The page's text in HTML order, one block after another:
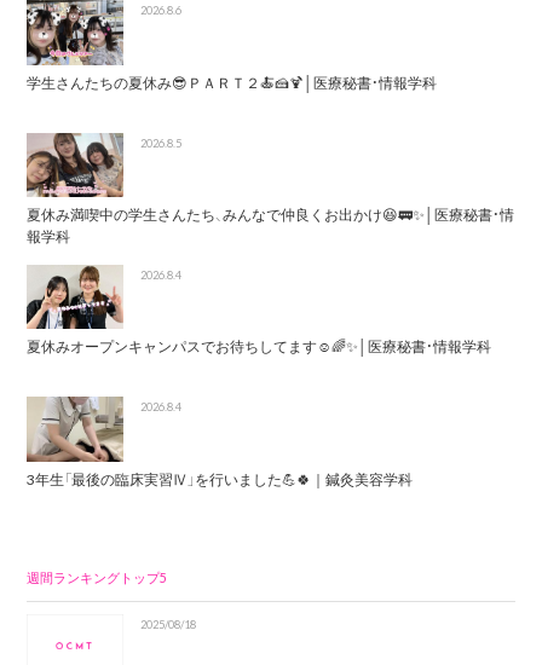
2026.8.6
学生さんたちの夏休み😎ＰＡＲＴ２🍝🍰🍹│医療秘書・情報学科
2026.8.5
夏休み満喫中の学生さんたち、みんなで仲良くお出かけ😆🚃✨│医療秘書・情
報学科
2026.8.4
夏休みオープンキャンパスでお待ちしてます☺️🌈✨│医療秘書・情報学科
2026.8.4
3年生「最後の臨床実習Ⅳ」を行いました💪🍀｜鍼灸美容学科
週間ランキングトップ5
2025/08/18